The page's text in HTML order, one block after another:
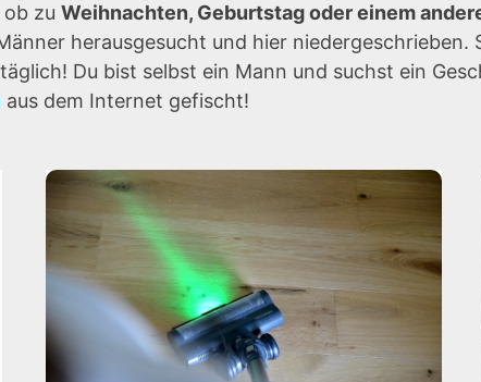
ob zuWeihnachten, Geburtstag oder einem
herausgesucht und hier
Du bist selbst ein Mann und suchst ein
aus dem Internet gefischt!